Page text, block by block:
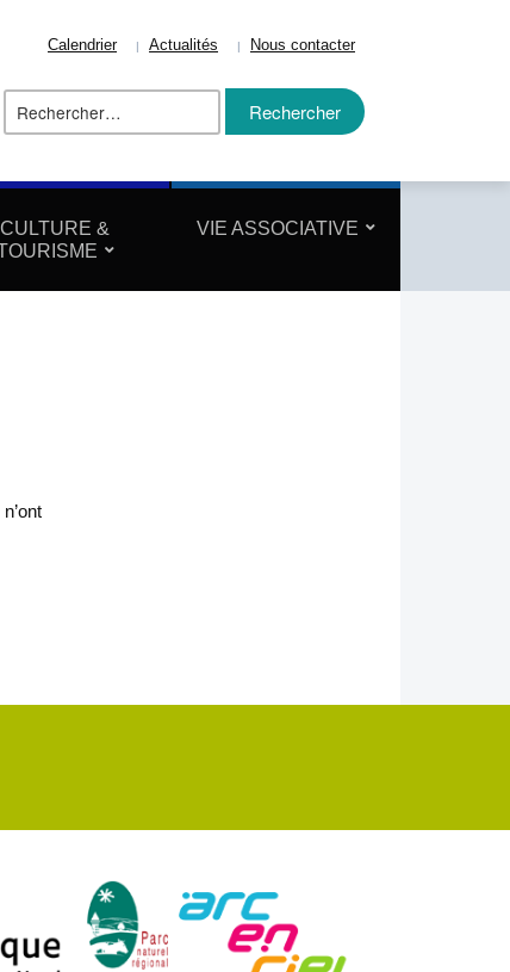
Calendrier Actualités Nous contacter
Rechercher :
CULTURE &
VIE ASSOCIATIVE